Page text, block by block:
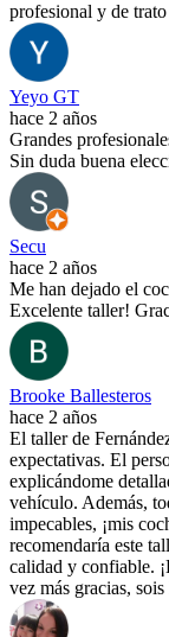
profesional y de
Yeyo GT
hace 2 años
Grandes
Sin duda buena
Secu
hace 2 años
Me han dejado el
Excelente taller!
Brooke Ballesteros
hace 2 años
El taller de
expectativas. El
explicándome
vehículo. Además,
impecables, ¡mis
recomendaría este
calidad y confiable.
vez más gracias,